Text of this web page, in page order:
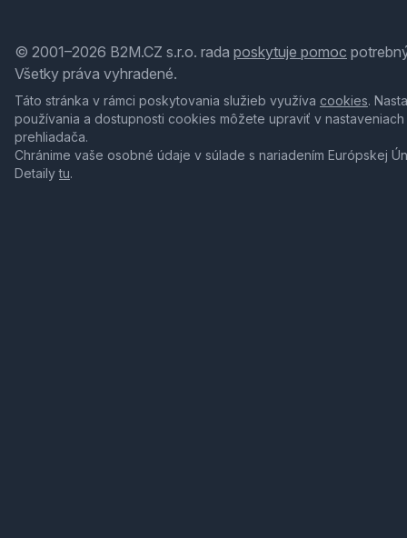
© 2001–2026 B2M.CZ s.r.o. rada poskytuje pomoc
Všetky práva vyhradené.
Táto stránka v rámci poskytovania služieb využíva cookies.
používania a dostupnosti cookies môžete upraviť v nastaveniach
prehliadača.
Chránime vaše osobné údaje v súlade s nariadením Európskej
Detailytu.